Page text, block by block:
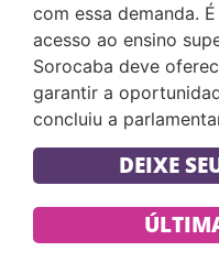
com essa demanda.
acesso ao ensino
Sorocaba deve
garantir a
concluiu a
DEIXE